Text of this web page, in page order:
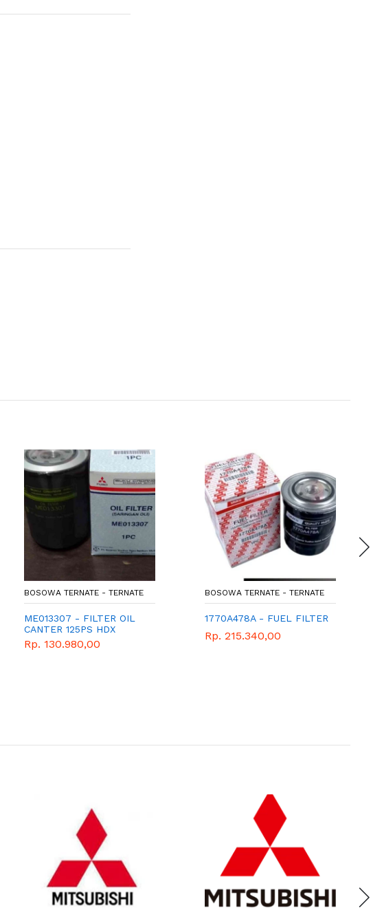
BOSOWA TERNATE - TERNATE
ME013307 - FILTER OIL
CANTER 125PS HDX
Rp. 130.980,00
BOSOWA TERNATE - TERNATE
1770A478A - FUEL FILTER
Rp. 215.340,00